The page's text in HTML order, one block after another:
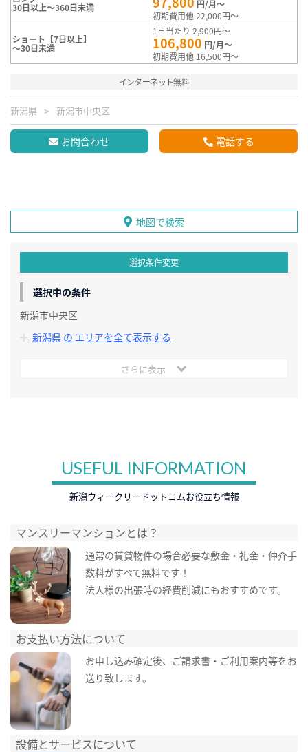
30日以上～360日未満
円/月～
初期費用他 22,000円～
ショート【7日以上】
～30日未満
1日当たり 2,900円～
106,800 円/月～
初期費用他 16,500円～
インターネット無料
新潟県 新潟市中央区
お問合わせ 電話する
地図で検索
選択条件変更
選択中の条件
新潟市中央区
新潟県 の エリアを全て表示する
さらに表示
USEFUL INFORMATION
新潟ウィークリードットコムお役立ち情報
マンスリーマンションとは？
通常の賃貸物件の場合必要な敷金・礼金・仲介手
数料がすべて無料です！
法人様の出張時の経費削減にもおすすめです。
お支払い方法について
お申し込み確定後、ご請求書・ご利用案内等をお
送り致します。
設備とサービスについて